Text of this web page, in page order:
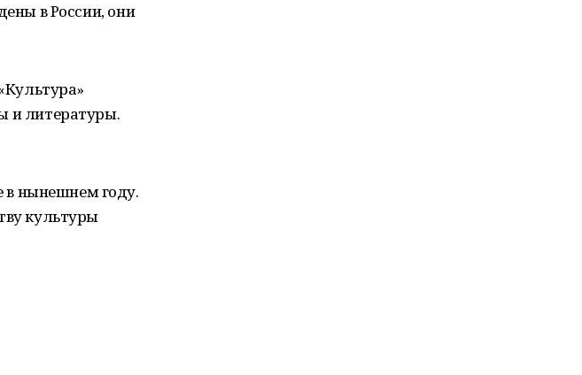
в России, они
и литературы.
в нынешнем году.
культуры